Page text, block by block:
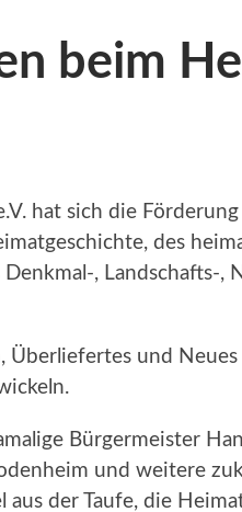
beim
hat sich die
des
, Landschafts-,
Überliefertes und
Bürgermeister
und weitere
aus der Taufe, die